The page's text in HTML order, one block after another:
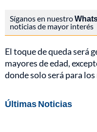
Síganos en nuestro
noticias de mayor interés
El toque de queda será
mayores de edad,
donde solo será para
Últimas Noticias